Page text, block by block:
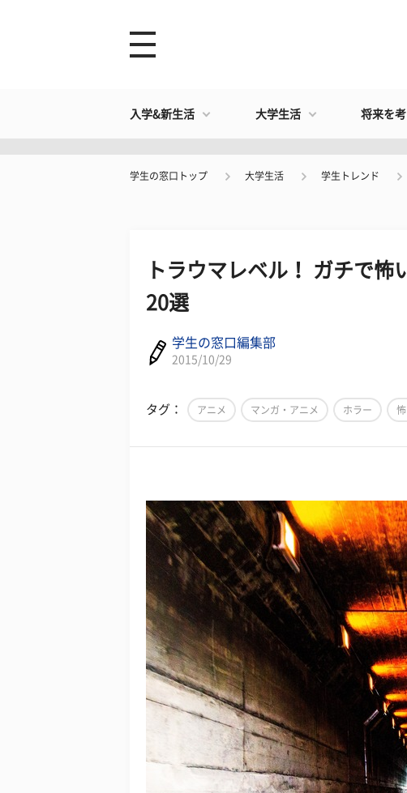
入学&新生活 大学生活 将来を
学生の窓口トップ 大学生活 学生トレンド
トラウマレベル！ ガチで
20選
学生の窓口編集部
2015/10/29
タグ： アニメ マンガ・アニメ ホラー